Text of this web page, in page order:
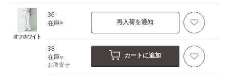
オフホワイト
36
在庫×
再入荷を通知
38
在庫○
お取寄せ
カートに追加